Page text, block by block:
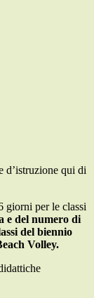
d’istruzione qui di
giorni per le classi
e del numero di
del biennio
Volley.